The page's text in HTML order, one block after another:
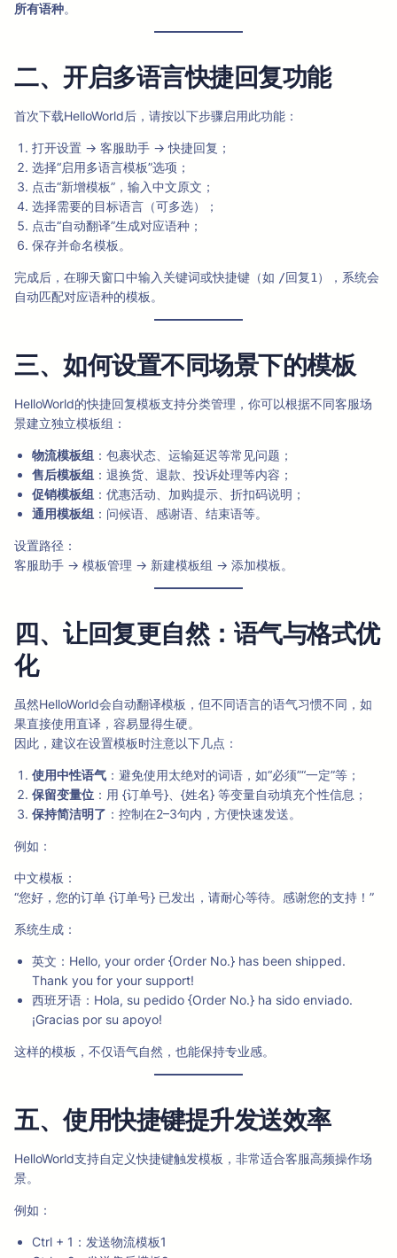
所有语种。
二、开启多语言快捷回复功能
首次下载HelloWorld后，请按以下步骤启用此功能：
打开设置 → 客服助手 → 快捷回复；
选择“启用多语言模板”选项；
点击“新增模板”，输入中文原文；
选择需要的目标语言（可多选）；
点击“自动翻译”生成对应语种；
保存并命名模板。
完成后，在聊天窗口中输入关键词或快捷键（如 /回复1 ），系统会
自动匹配对应语种的模板。
三、如何设置不同场景下的模板
HelloWorld的快捷回复模板支持分类管理，你可以根据不同客服场
景建立独立模板组：
物流模板组 ：包裹状态、运输延迟等常见问题；
售后模板组 ：退换货、退款、投诉处理等内容；
促销模板组 ：优惠活动、加购提示、折扣码说明；
通用模板组 ：问候语、感谢语、结束语等。
设置路径：
客服助手 → 模板管理 → 新建模板组 → 添加模板。
四、让回复更自然：语气与格式优
化
虽然HelloWorld会自动翻译模板，但不同语言的语气习惯不同，如
果直接使用直译，容易显得生硬。
因此，建议在设置模板时注意以下几点：
使用中性语气 ：避免使用太绝对的词语，如“必须”“一定”等；
保留变量位 ：用 {订单号}、{姓名} 等变量自动填充个性信息；
保持简洁明了 ：控制在2–3句内，方便快速发送。
例如：
中文模板：
“您好，您的订单 {订单号} 已发出，请耐心等待。感谢您的支持！”
系统生成：
英文：Hello, your order {Order No.} has been shipped.
Thank you for your support!
西班牙语：Hola, su pedido {Order No.} ha sido enviado.
¡Gracias por su apoyo!
这样的模板，不仅语气自然，也能保持专业感。
五、使用快捷键提升发送效率
HelloWorld支持自定义快捷键触发模板，非常适合客服高频操作场
景。
例如：
Ctrl + 1：发送物流模板1